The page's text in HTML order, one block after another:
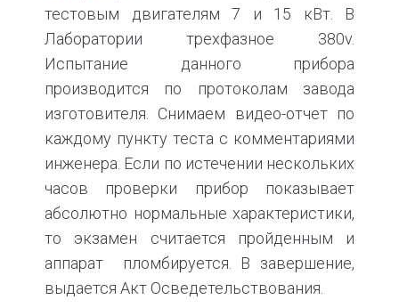
тестовым двигателям 7 и 15 кВт. В
Лаборатории трехфазное 380v.
Испытание данного прибора
производится по протоколам завода
изготовителя. Снимаем видео-отчет по
каждому пункту теста с комментариями
инженера. Если по истечении нескольких
часов проверки прибор показывает
абсолютно нормальные характеристики,
то экзамен считается пройденным и
аппарат пломбируется. В завершение,
выдается Акт Осведетельствования.